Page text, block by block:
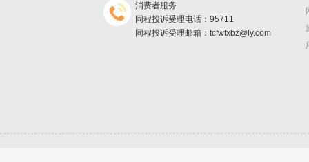
消费者服务
同程投诉受理电话：95711
同程投诉受理邮箱：tcfwfxbz@ly.com